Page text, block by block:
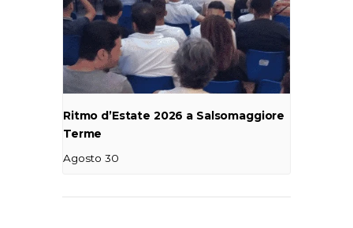
Ritmo d’Estate 2026 a Salsomaggiore
Terme
Agosto 30